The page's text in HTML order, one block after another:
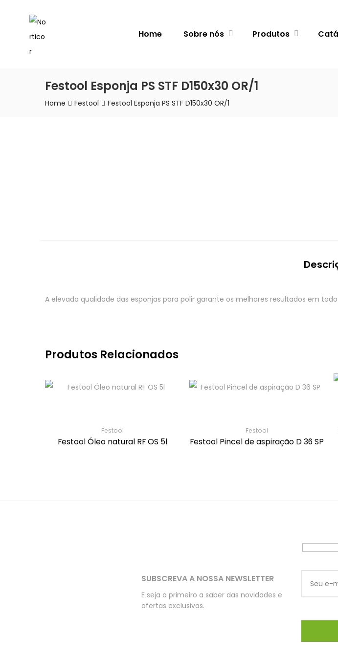
NORTICOR
Home Sobre nós Produtos
Festool Esponja PS STF D150x30 OR/1
Home Festool Festool Esponja PS STF D150x30 OR/1
A elevada qualidade das esponjas para polir garante os melhores resultados em
Produtos Relacionados
Festool
Festool Óleo natural RF OS 5l
Festool
Festool Pincel de aspiração D 36 SP
SUBSCREVA A NOSSA NEWSLETTER
E seja o primeiro a saber das novidades e
ofertas exclusivas.